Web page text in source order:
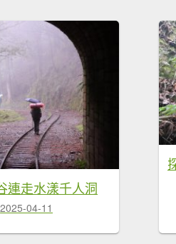
連走水漾千人洞
2025-04-11